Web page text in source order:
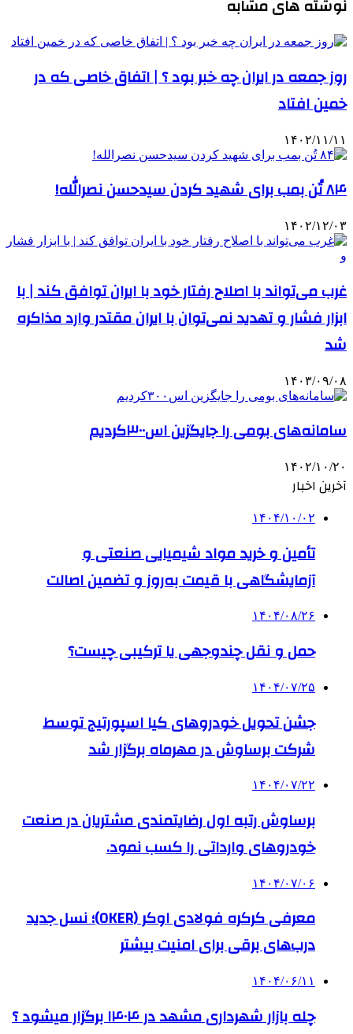
نوشته های مشابه
روز جمعه در ایران چه خبر بود ؟ | اتفاق خاصی که در
خمین افتاد
۱۴۰۲/۱۱/۱۱
۸۴ تُن بمب برای شهید کردن سیدحسن نصرالله!
۱۴۰۲/۱۲/۰۳
غرب می‌تواند با اصلاح رفتار خود با ایران توافق کند | با
ابزار فشار و تهدید نمی‌توان با ایران مقتدر وارد مذاکره
شد
۱۴۰۳/۰۹/۰۸
سامانه‌های بومی را جایگزین اس۳۰۰کردیم
۱۴۰۲/۱۰/۲۰
آخرین اخبار
۱۴۰۴/۱۰/۰۲
تأمین و خرید مواد شیمیایی صنعتی و
آزمایشگاهی با قیمت به‌روز و تضمین اصالت
۱۴۰۴/۰۸/۲۶
حمل و نقل چندوجهی یا ترکیبی چیست؟
۱۴۰۴/۰۷/۲۵
جشن تحویل خودروهای کیا اسپورتیج توسط
شرکت برساوش در مهرماه برگزار شد
۱۴۰۴/۰۷/۲۲
برساوش رتبه اول رضایتمندی مشتریان در صنعت
خودروهای وارداتی را کسب نمود.
۱۴۰۴/۰۷/۰۶
معرفی کرکره فولادی اوکر (OKER)؛ نسل جدید
درب‌های برقی برای امنیت بیشتر
۱۴۰۴/۰۶/۱۱
چله بازار شهرداری مشهد در ۱۴۰۴ برگزار میشود ؟